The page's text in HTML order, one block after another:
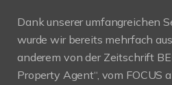
Dank unserer umfangreichen
wurde wir bereits mehrfach
anderem von der Zeitschrift
Property Agent“, vom FOCUS